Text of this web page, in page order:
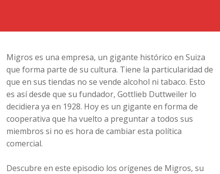
Migros es una empresa, un gigante histórico en Suiza
que forma parte de su cultura. Tiene la particularidad de
que en sus tiendas no se vende alcohol ni tabaco. Esto
es así desde que su fundador, Gottlieb Duttweiler lo
decidiera ya en 1928. Hoy es un gigante en forma de
cooperativa que ha vuelto a preguntar a todos sus
miembros si no es hora de cambiar esta política
comercial.
Descubre en este episodio los orígenes de Migros, su